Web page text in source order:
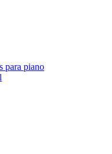
para piano